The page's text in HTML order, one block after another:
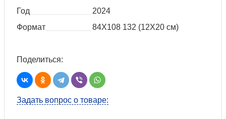
Год
2024
Формат
84Х108 132 (12Х20 см)
Поделиться:
Задать вопрос о товаре: